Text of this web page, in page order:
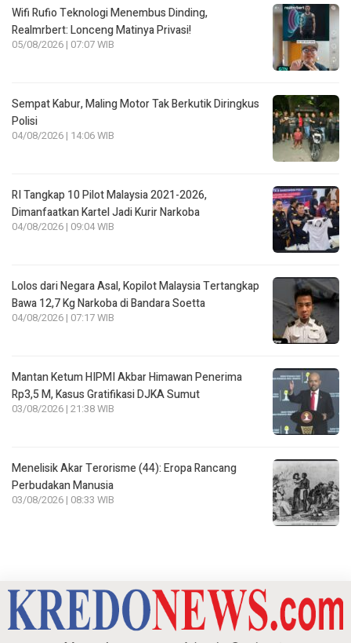
Wifi Rufio Teknologi Menembus Dinding,
Realmrbert: Lonceng Matinya Privasi!
05/08/2026 | 07:07 WIB
Sempat Kabur, Maling Motor Tak Berkutik Diringkus
Polisi
04/08/2026 | 14:06 WIB
RI Tangkap 10 Pilot Malaysia 2021-2026,
Dimanfaatkan Kartel Jadi Kurir Narkoba
04/08/2026 | 09:04 WIB
Lolos dari Negara Asal, Kopilot Malaysia Tertangkap
Bawa 12,7 Kg Narkoba di Bandara Soetta
04/08/2026 | 07:17 WIB
Mantan Ketum HIPMI Akbar Himawan Penerima
Rp3,5 M, Kasus Gratifikasi DJKA Sumut
03/08/2026 | 21:38 WIB
Menelisik Akar Terorisme (44): Eropa Rancang
Perbudakan Manusia
03/08/2026 | 08:33 WIB